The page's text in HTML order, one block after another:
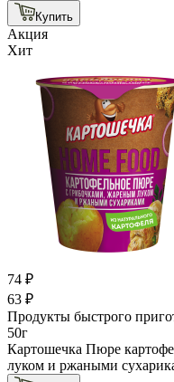
Купить
Акция
Хит
74 ₽
63 ₽
Продукты быстрого
50г
Картошечка Пюре
луком и ржаными